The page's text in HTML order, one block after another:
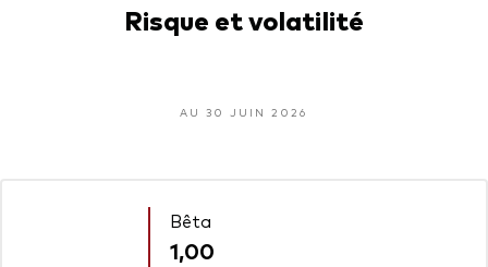
Risque et volatilité
AU 30 JUIN 2026
Bêta
1,00